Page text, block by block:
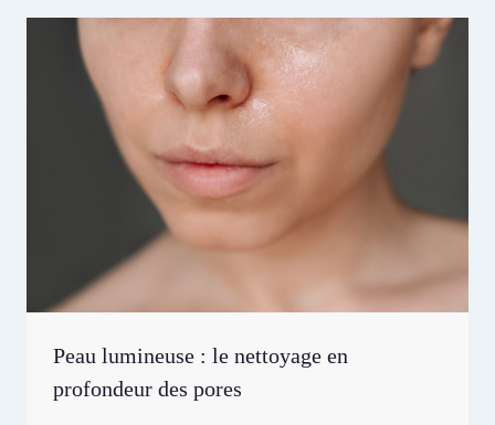
Peau lumineuse : le nettoyage en
profondeur des pores